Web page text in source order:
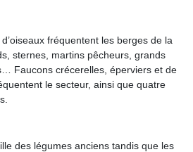
fréquentent les berges de la
sternes, martins pêcheurs, grands
Faucons crécerelles, éperviers et de
le secteur, ainsi que quatre
des légumes anciens tandis que les